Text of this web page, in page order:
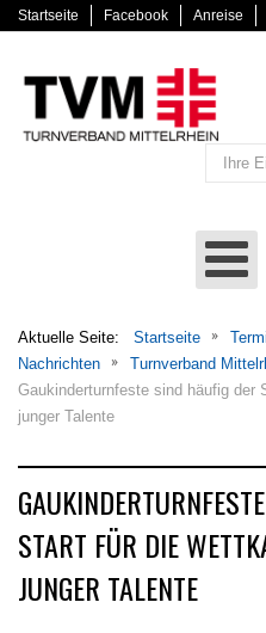
Startseite Facebook Anreise
Aktuelle Seite: Startseite
Nachrichten
Turnverband
Gaukinderturnfeste sind häufig der
junger Talente
START FÜR DIE
JUNGER TALENTE